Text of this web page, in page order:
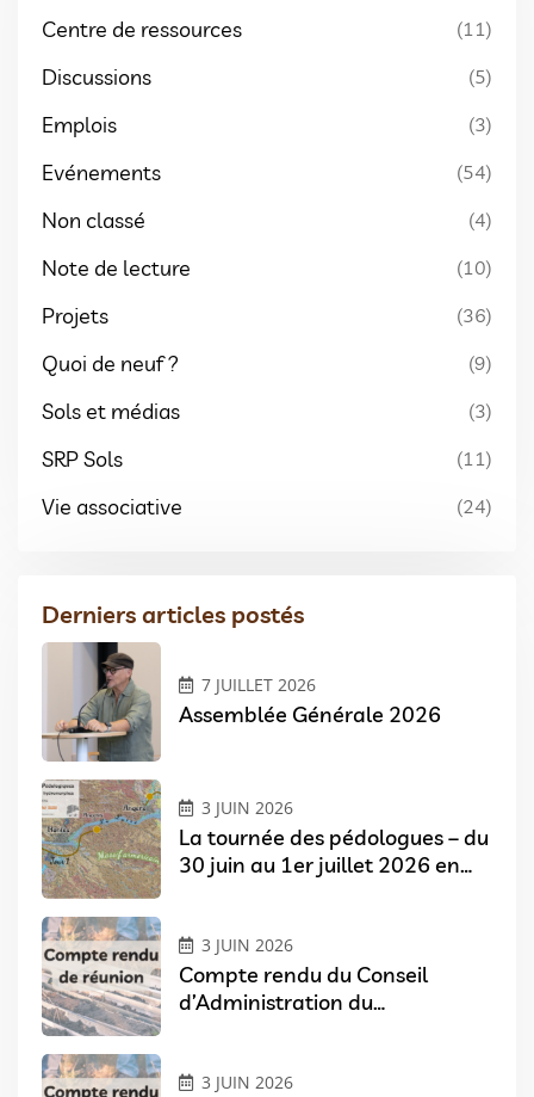
Centre de ressources (11)
Discussions (5)
Emplois (3)
Evénements (54)
Non classé (4)
Note de lecture (10)
Projets (36)
Quoi de neuf ? (9)
Sols et médias (3)
SRP Sols (11)
Vie associative (24)
Derniers articles postés
7 JUILLET 2026
Assemblée Générale 2026
3 JUIN 2026
La tournée des pédologues – du
30 juin au 1er juillet 2026 en
3 JUIN 2026
Compte rendu du Conseil
d’Administration du
3 JUIN 2026